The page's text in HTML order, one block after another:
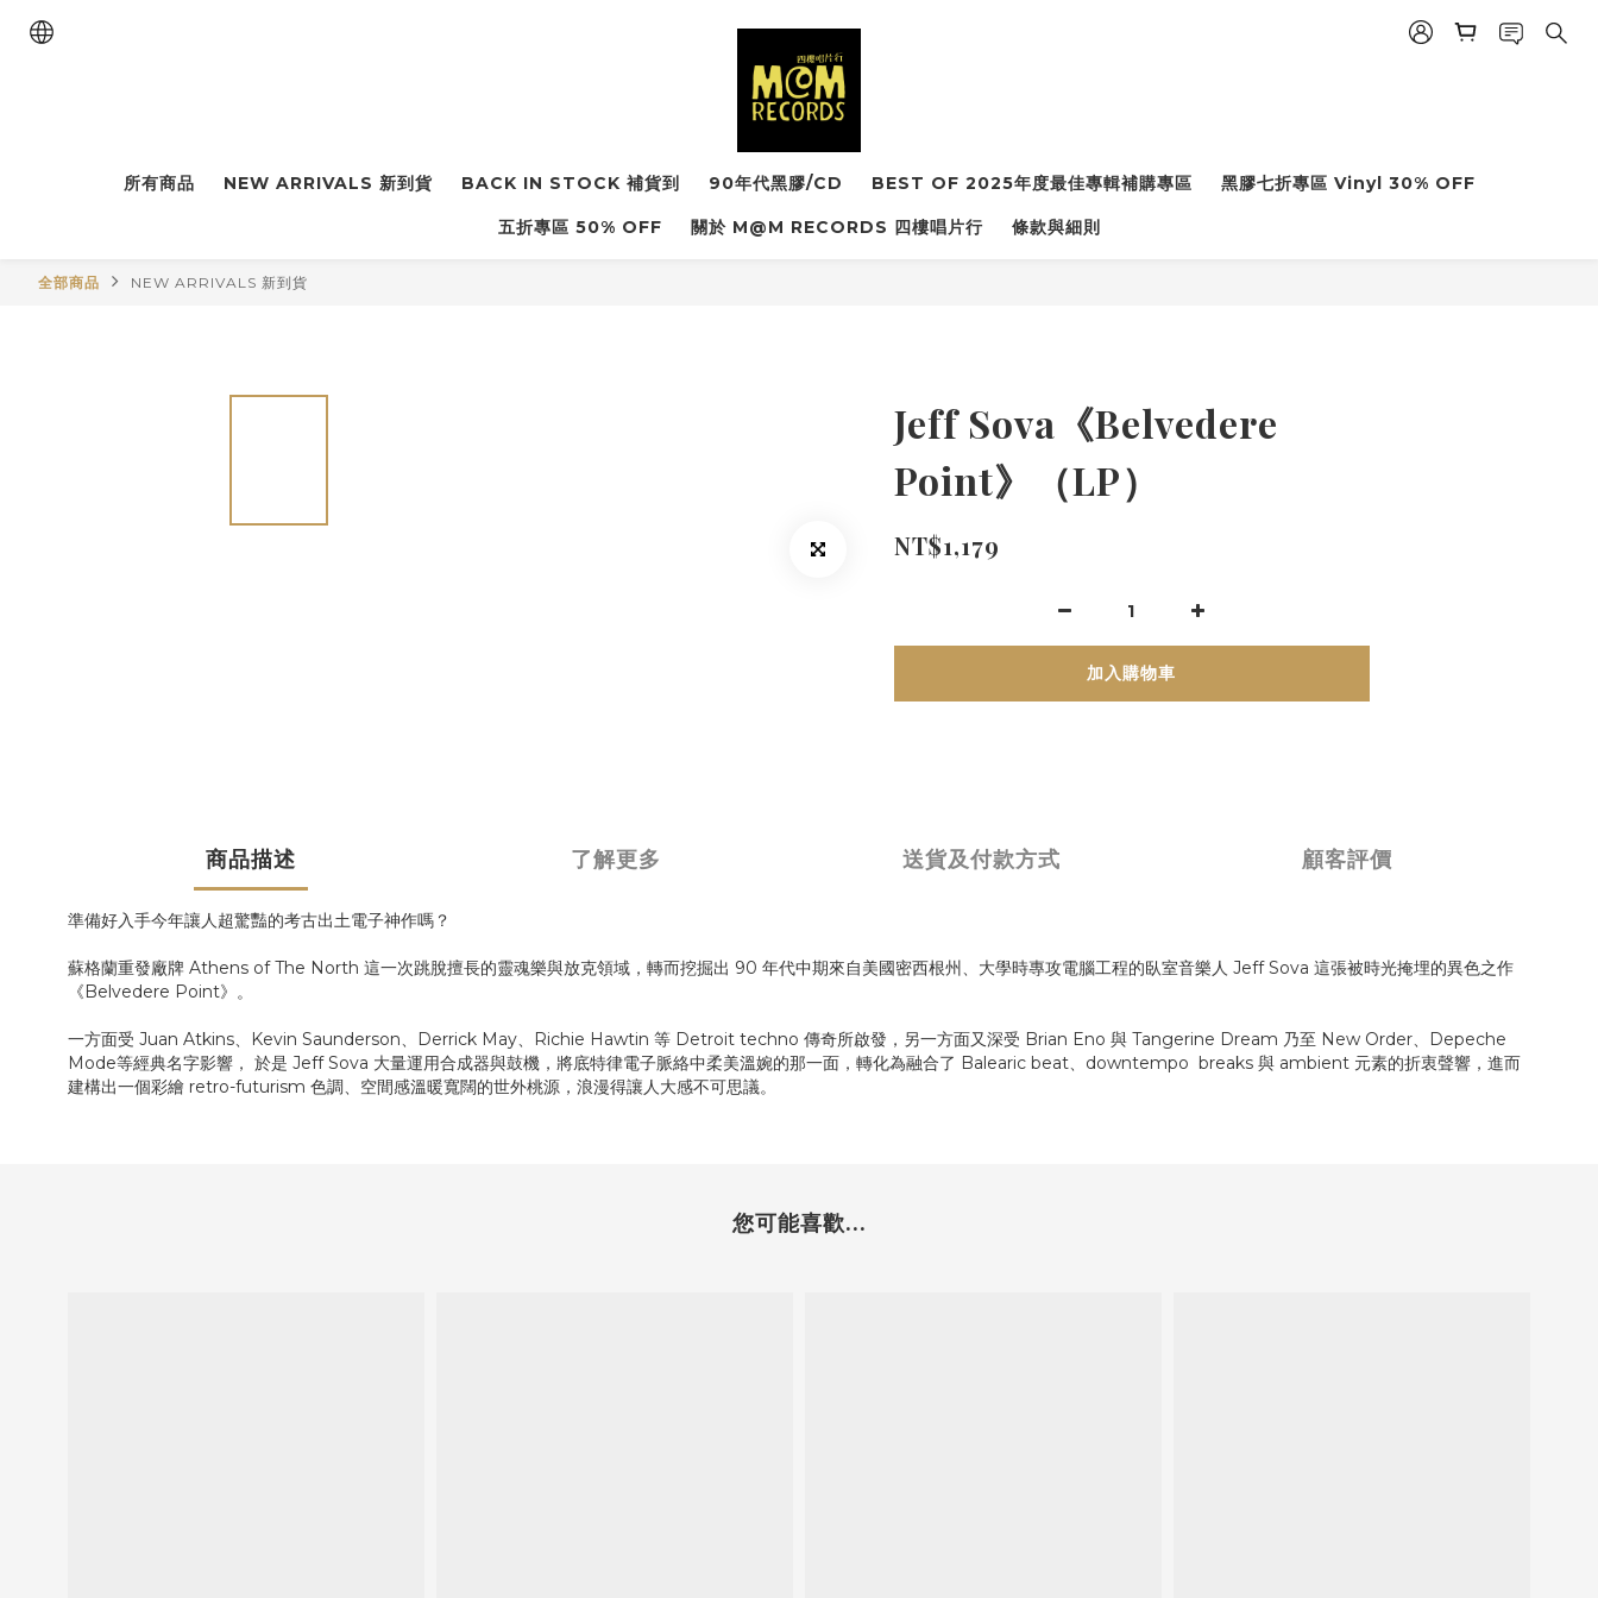
所有商品 NEW ARRIVALS 新到貨 BACK IN STOCK 補貨到 90年代黑膠/CD BEST OF 2025年度最佳專輯補購專區 黑膠七折專區 Vinyl 30% OFF
五折專區 50% OFF 關於 M@M RECORDS 四樓唱片行 條款與細則
全部商品 NEW ARRIVALS 新到貨
Jeff Sova《Belvedere
Point》（LP）
NT$1,179
加入購物車
商品描述 了解更多 送貨及付款方式 顧客評價
準備好入手今年讓人超驚豔的考古出土電子神作嗎？
蘇格蘭重發廠牌 Athens of The North 這一次跳脫擅長的靈魂樂與放克領域，轉而挖掘出 90 年代中期來自美國密西根州、大學時專攻電腦工程的臥室音樂人 Jeff Sova 這張被時光掩埋的異色之作
《Belvedere Point》。
一方面受 Juan Atkins、Kevin Saunderson、Derrick May、Richie Hawtin 等 Detroit techno 傳奇所啟發，另一方面又深受 Brian Eno 與 Tangerine Dream 乃至 New Order、Depeche
Mode等經典名字影響， 於是 Jeff Sova 大量運用合成器與鼓機，將底特律電子脈絡中柔美溫婉的那一面，轉化為融合了 Balearic beat、downtempo breaks 與 ambient 元素的折衷聲響，進而
建構出一個彩繪 retro-futurism 色調、空間感溫暖寬闊的世外桃源，浪漫得讓人大感不可思議。
您可能喜歡...